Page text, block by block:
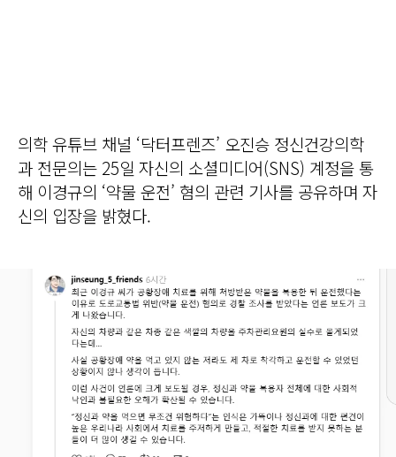
의학 유튜브 채널 ‘닥터프렌즈’ 오진승 정신건강의학
과 전문의는 25일 자신의 소셜미디어(SNS) 계정을 통
해 이경규의 ‘약물 운전’ 혐의 관련 기사를 공유하며 자
신의 입장을 밝혔다.